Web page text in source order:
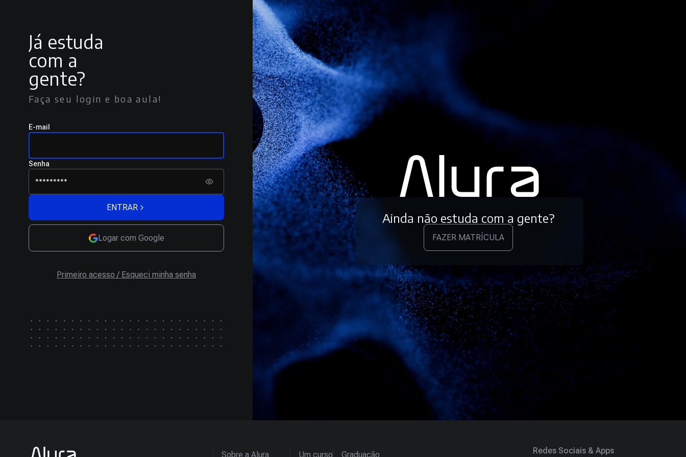
Já estuda
com a
gente?
Faça seu login e boa aula!
E-mail
Senha
ENTRAR
Logar com Google
Primeiro acesso / Esqueci minha senha
Ainda não estuda com a gente?
FAZER MATRÍCULA
Sobre a Alura Um curso Graduação Redes Sociais & Apps